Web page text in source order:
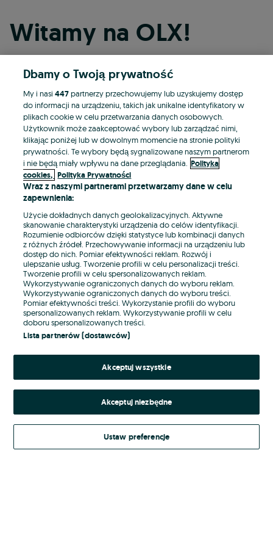
Witamy na OLX!
Kontynuuj przez Facebooka
Kontynuuj przez konto Apple
Kontynuuj przez konto Google
LUB
E-mail
Hasło
Nie pamiętasz hasła?
Zaloguj się
Kontynuując za pośrednictwem jednego z dostawców wskazanych powyżej,
Regulamin serwisuOLX.pl w jego aktualnym brzmieniu.
Dbamy o Twoją prywatność
My i nasi447partnerzy przechowujemy lub uzyskujemy dostęp
do informacji na urządzeniu, takich jak unikalne identyfikatory w
plikach cookie w celu przetwarzania danych osobowych.
Użytkownik może zaakceptować wybory lub zarządzać nimi,
klikając poniżej lub w dowolnym momencie na stronie polityki
prywatności. Te wybory będą sygnalizowane naszym partnerom
i nie będą miały wpływu na dane przeglądania. Polityka
cookies, Polityka Prywatności
Wraz z naszymi partnerami przetwarzamy dane w celu
zapewnienia:
Użycie dokładnych danych geolokalizacyjnych. Aktywne
skanowanie charakterystyki urządzenia do celów identyfikacji.
Rozumienie odbiorców dzięki statystyce lub kombinacji danych
z różnych źródeł. Przechowywanie informacji na urządzeniu lub
dostęp do nich. Pomiar efektywności reklam. Rozwój i
ulepszanie usług. Tworzenie profili w celu personalizacji treści.
Tworzenie profili w celu spersonalizowanych reklam.
Wykorzystywanie ograniczonych danych do wyboru reklam.
Wykorzystywanie ograniczonych danych do wyboru treści.
Pomiar efektywności treści. Wykorzystanie profili do wyboru
spersonalizowanych reklam. Wykorzystywanie profili w celu
doboru spersonalizowanych treści.
Lista partnerów (dostawców)
Akceptuj wszystkie
Akceptuj niezbędne
Ustaw preferencje